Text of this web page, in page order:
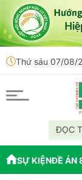
Thứ sáu 07/08/
ĐỌC
SỰ KIỆNĐỀ ÁN